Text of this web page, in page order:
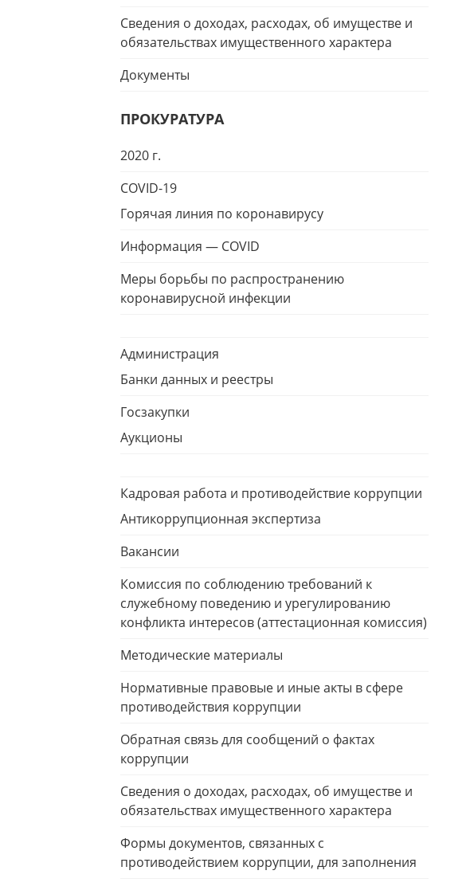
Сведения о доходах, расходах, об имуществе и
обязательствах имущественного характера
Документы
ПРОКУРАТУРА
2020 г.
COVID-19
Горячая линия по коронавирусу
Информация — COVID
Меры борьбы по распространению
коронавирусной инфекции
Администрация
Банки данных и реестры
Госзакупки
Аукционы
Кадровая работа и противодействие коррупции
Антикоррупционная экспертиза
Вакансии
Комиссия по соблюдению требований к
служебному поведению и урегулированию
конфликта интересов (аттестационная комиссия)
Методические материалы
Нормативные правовые и иные акты в сфере
противодействия коррупции
Обратная связь для сообщений о фактах
коррупции
Сведения о доходах, расходах, об имуществе и
обязательствах имущественного характера
Формы документов, связанных с
противодействием коррупции, для заполнения